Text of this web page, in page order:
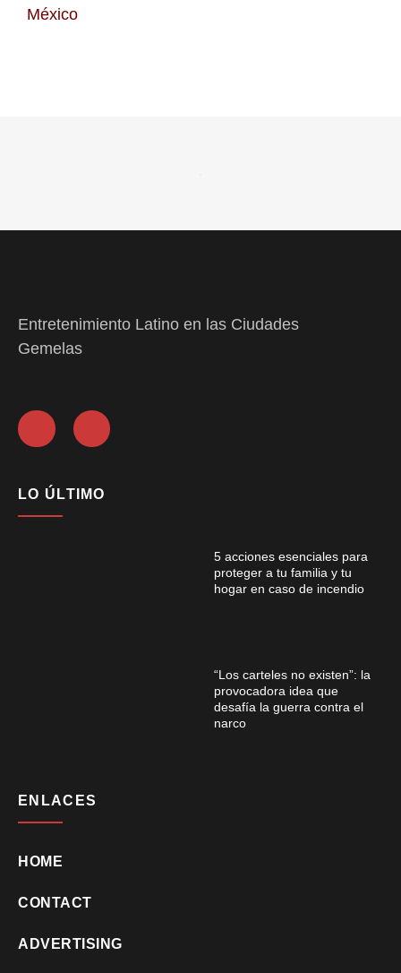
México
Entretenimiento Latino en las Ciudades
Gemelas
LO ÚLTIMO
5 acciones esenciales para
proteger a tu familia y tu
hogar en caso de incendio
“Los carteles no existen”: la
provocadora idea que
desafía la guerra contra el
narco
ENLACES
HOME
CONTACT
ADVERTISING